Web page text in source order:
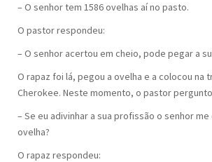
– O senhor tem 1586 ovelhas aí no pasto.
O pastor respondeu:
– O senhor acertou em cheio, pode pegar a
O rapaz foi lá, pegou a ovelha e a colocou na
Cherokee. Neste momento, o pastor
– Se eu adivinhar a sua profissão o senhor
ovelha?
O rapaz respondeu: